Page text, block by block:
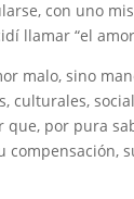
con uno
llamar “el
malo, sino
culturales,
por pura
compensación,